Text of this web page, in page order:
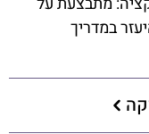
במדריך